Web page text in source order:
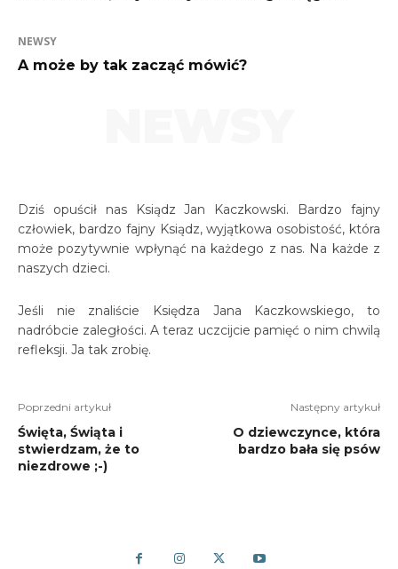
NEWSY
A może by tak zacząć mówić?
Dziś opuścił nas Ksiądz Jan Kaczkowski. Bardzo fajny
człowiek, bardzo fajny Ksiądz, wyjątkowa osobistość, która
może pozytywnie wpłynąć na każdego z nas. Na każde z
naszych dzieci.
Jeśli nie znaliście Księdza Jana Kaczkowskiego, to
nadróbcie zaległości. A teraz uczcijcie pamięć o nim chwilą
refleksji. Ja tak zrobię.
Poprzedni artykuł
Święta, Świąta i
stwierdzam, że to
niezdrowe ;-)
Następny artykuł
O dziewczynce, która
bardzo bała się psów